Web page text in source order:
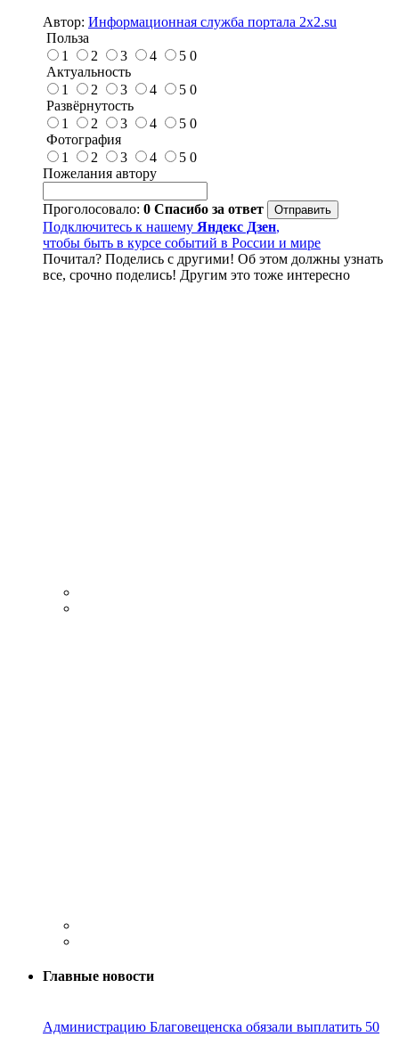
Автор: Информационная служба портала 2x2.su
Польза
1
2 3 4 5 0
Актуальность
1
2 3 4 5 0
Развёрнутость
1
2 3 4 5 0
Фотография
1
2 3 4 5 0
Пожелания автору
Проголосовало: 0 Спасибо за ответ
Подключитесь к нашему Яндекс Дзен,
чтобы быть в курсе событий в России и мире
Почитал? Поделись с другими! Об этом должны узнать
все, срочно поделись! Другим это тоже интересно
Главные новости
Администрацию Благовещенска обязали выплатить 50